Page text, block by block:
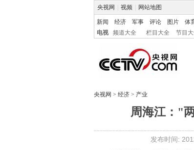
央视网 视频 网站地图
新闻 经济 军事 评论 图片 体
电视
频道大全 栏目大全 节目
央视网 > 经济 > 产业
周海江："
发布时间: